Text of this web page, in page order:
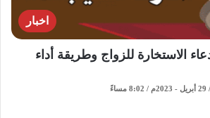
اخبار
الاستخارة للزواج وطريقة أداء